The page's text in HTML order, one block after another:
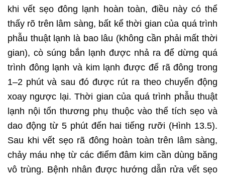
khi vết sẹo đông lạnh hoàn toàn, điều này có thể
thấy rõ trên lâm sàng, bất kể thời gian của quá trình
phẫu thuật lạnh là bao lâu (không cần phải mất thời
gian), cò súng bắn lạnh được nhả ra để dừng quá
trình đông lạnh và kim lạnh được để rã đông trong
1–2 phút và sau đó được rút ra theo chuyển động
xoay ngược lại. Thời gian của quá trình phẫu thuật
lạnh nội tổn thương phụ thuộc vào thể tích sẹo và
dao động từ 5 phút đến hai tiếng rưỡi (Hình 13.5).
Sau khi vết sẹo rã đông hoàn toàn trên lâm sàng,
chảy máu nhẹ từ các điểm đâm kim cần dùng băng
vô trùng. Bệnh nhân được hướng dẫn rửa vết sẹo